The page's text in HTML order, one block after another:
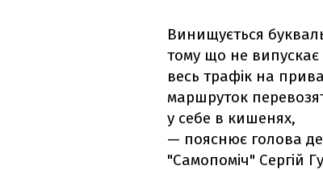
Винищується
тому що не випускає
весь трафік на
маршруток
у себе в кишенях,
— пояснює голова
"Самопоміч" Сергій